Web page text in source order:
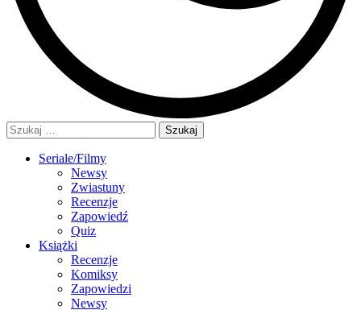
Szukaj:
Seriale/Filmy
Newsy
Zwiastuny
Recenzje
Zapowiedź
Quiz
Książki
Recenzje
Komiksy
Zapowiedzi
Newsy